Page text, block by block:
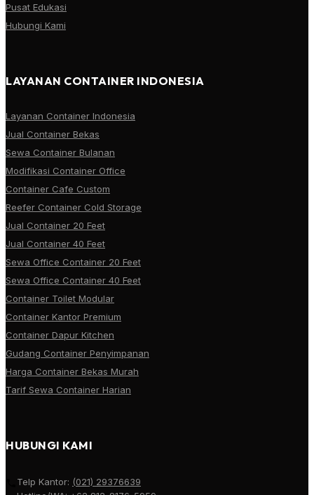
Pusat Edukasi
Hubungi Kami
LAYANAN CONTAINER INDONESIA
Layanan Container Indonesia
Jual Container Bekas
Sewa Container Bulanan
Modifikasi Container Office
Container Cafe Custom
Reefer Container Cold Storage
Jual Container 20 Feet
Jual Container 40 Feet
Sewa Office Container 20 Feet
Sewa Office Container 40 Feet
Container Toilet Modular
Container Kantor Premium
Container Dapur Kitchen
Gudang Container Penyimpanan
Harga Container Bekas Murah
Tarif Sewa Container Harian
HUBUNGI KAMI
Telp Kantor: (021) 29376639